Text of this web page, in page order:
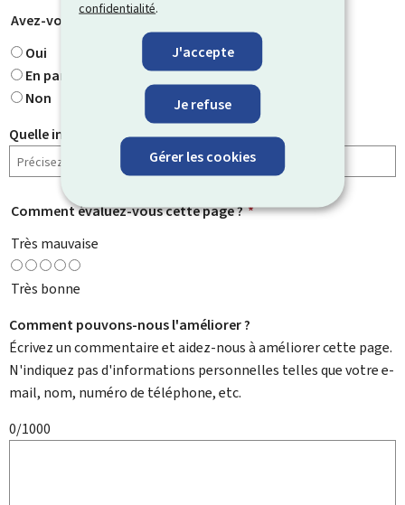
confidentialité.
J'accepte
Je refuse
Gérer les cookies
Avez-vous trouvé ce que vous cherchiez ?
Oui
En partie
Non
Quelle information cherchiez-vous ?
Comment évaluez-vous cette page ? *
Très mauvaise
Très bonne
Comment pouvons-nous l'améliorer ?
Écrivez un commentaire et aidez-nous à améliorer cette page.
N'indiquez pas d'informations personnelles telles que votre e-
mail, nom, numéro de téléphone, etc.
0/1000